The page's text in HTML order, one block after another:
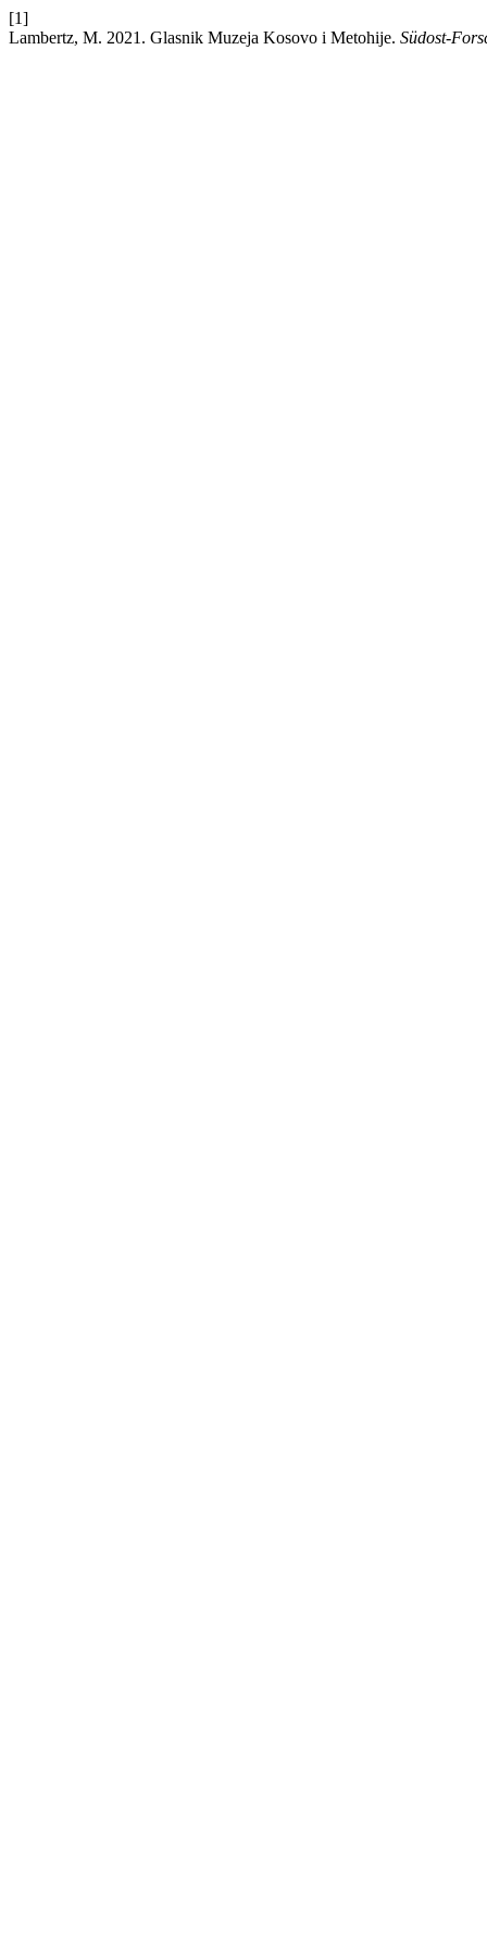
[1]
Lambertz, M. 2021. Glasnik Muzeja Kosovo i Metohije. Südost-